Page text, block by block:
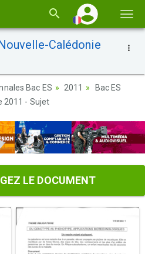
la
Calédonie
Bac ES 2011
Bac ES
2011 - Sujet
LE DOCUMENT